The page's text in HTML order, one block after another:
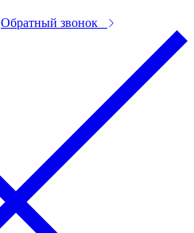
Обратный звонок